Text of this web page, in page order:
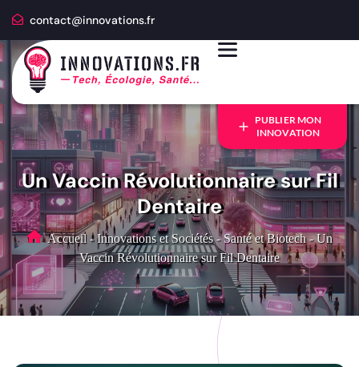
contact@innovations.fr
PUBLIER MON
INNOVATION
Un Vaccin Révolutionnaire sur Fil
Dentaire
Accueil - Innovations et Sociétés - Santé et Biotech - Un
Vaccin Révolutionnaire sur Fil Dentaire